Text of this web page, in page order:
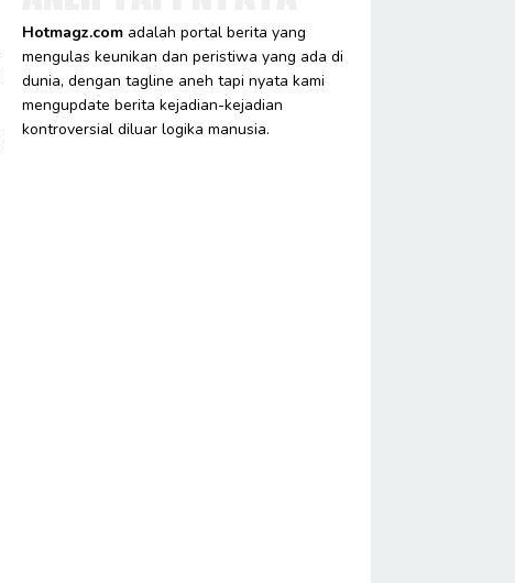
Hotmagz.comadalah portal berita yang
mengulas keunikan dan peristiwa yang ada di
dunia, dengan tagline aneh tapi nyata kami
mengupdate berita kejadian-kejadian
kontroversial diluar logika manusia.